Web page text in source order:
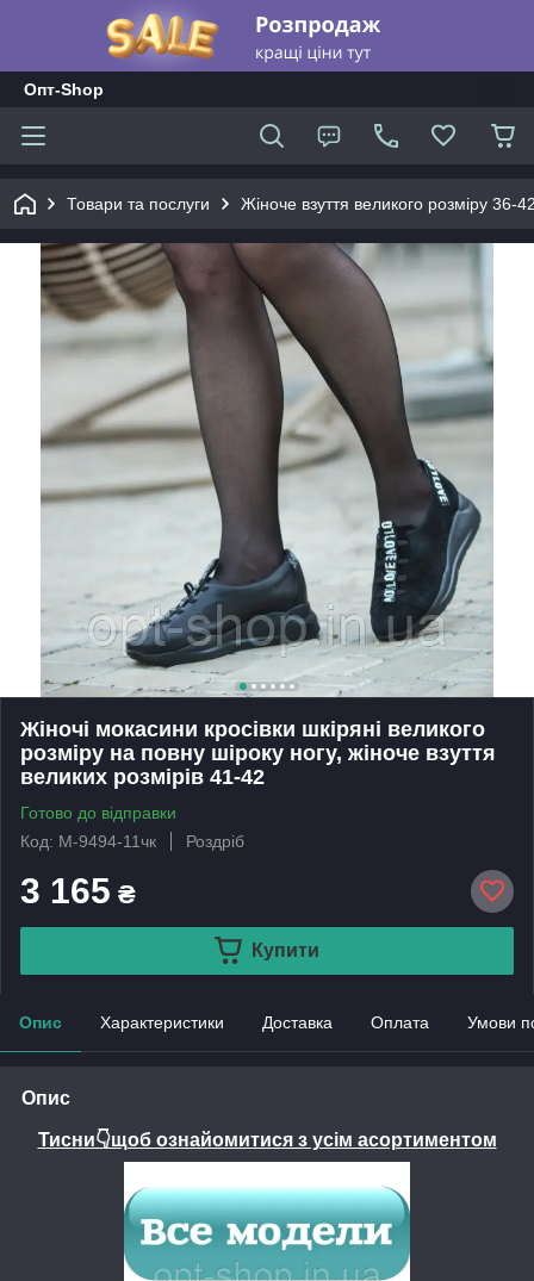
Опт-Shop
Товари та послуги Жіноче взуття великого розміру 36-
Жіночі мокасини кросівки шкіряні великого
розміру на повну шіроку ногу, жіноче взуття
великих розмірів 41-42
Готово до відправки
Код: М-9494-11чк
Роздріб
3 165 ₴
Купити
Опис Характеристики Доставка Оплата Умови
Опис
Тисни👇щоб ознайомитися з усім асортиментом